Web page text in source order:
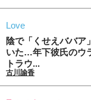
Love
陰で「くせえババア
いた…年下彼氏のウ
トラウ...
古川諭香